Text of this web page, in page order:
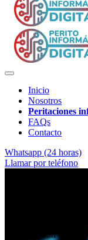
Inicio
Nosotros
Peritaciones
FAQs
Contacto
Whatsapp (24 horas)
Llamar por teléfono
Perito
Informes periciales
abogados con toda la